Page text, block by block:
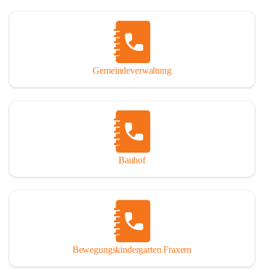
Gemeindeverwaltung
Bauhof
Bewegungskindergarten Fraxern